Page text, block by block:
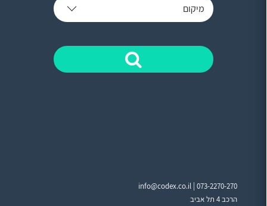
מיקום
info@codex.co.il |073-2270-270
הרכב 4 תל אביב